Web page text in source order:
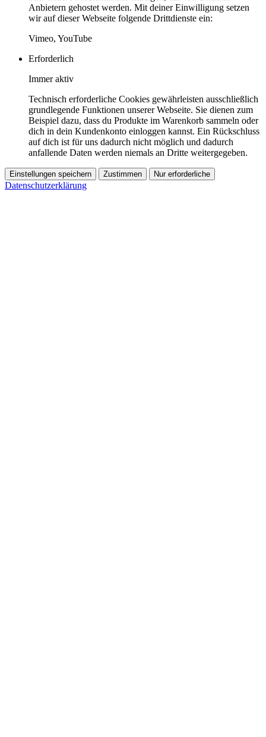
Anbietern gehostet werden. Mit deiner Einwilligung setzen
wir auf dieser Webseite folgende Drittdienste ein:
Vimeo, YouTube
Erforderlich
Immer aktiv
Technisch erforderliche Cookies gewährleisten ausschließlich
grundlegende Funktionen unserer Webseite. Sie dienen zum
Beispiel dazu, dass du Produkte im Warenkorb sammeln oder
dich in dein Kundenkonto einloggen kannst. Ein Rückschluss
auf dich ist für uns dadurch nicht möglich und dadurch
anfallende Daten werden niemals an Dritte weitergegeben.
Einstellungen speichern Zustimmen Nur erforderliche
Datenschutzerklärung